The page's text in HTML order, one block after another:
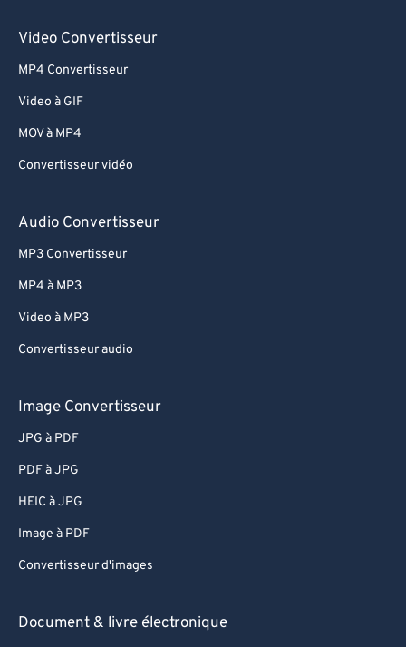
Video Convertisseur
MP4 Convertisseur
Video à GIF
MOV à MP4
Convertisseur vidéo
Audio Convertisseur
MP3 Convertisseur
MP4 à MP3
Video à MP3
Convertisseur audio
Image Convertisseur
JPG à PDF
PDF à JPG
HEIC à JPG
Image à PDF
Convertisseur d'images
Document & livre électronique